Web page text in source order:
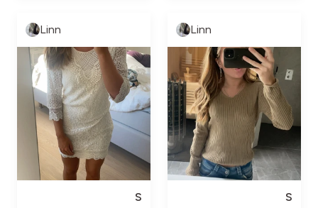
Linn
S
Linn
S